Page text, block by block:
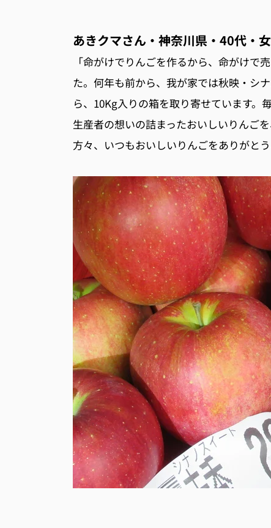
あきクマさん・神奈川県・40代・
「命がけでりんごを作るから、命がけで
た。何年も前から、我が家では秋映・シ
ら、10Kg入りの箱を取り寄せています。
生産者の想いの詰まったおいしいりんご
方々、いつもおいしいりんごをありがとう